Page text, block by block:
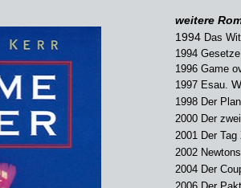
weitere
1994Das
1994
1996 Game
1997 Esau.
1998 Der
2000 Der
2001 Der Tag
2002
2004 Der